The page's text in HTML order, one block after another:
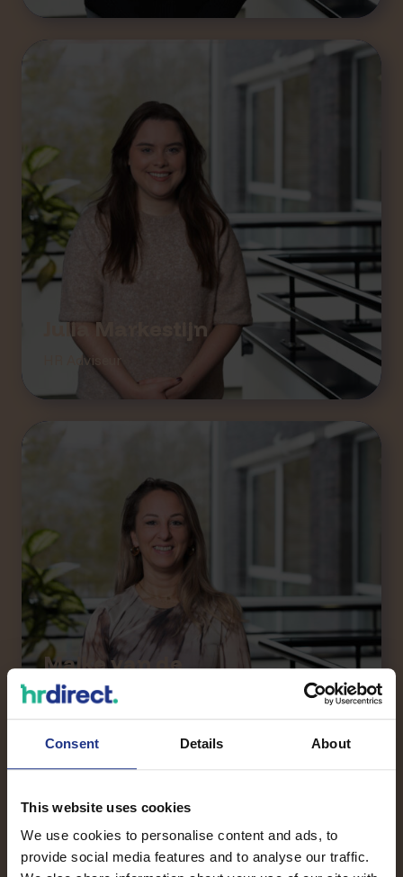
Consent Details About
This website uses cookies
We use cookies to personalise content and ads, to
provide social media features and to analyse our traffic.
Julia Markestijn
HR Adviseur
Maike van de
Kerkhof – Vugts
HR Adviseur & TMA
Professional